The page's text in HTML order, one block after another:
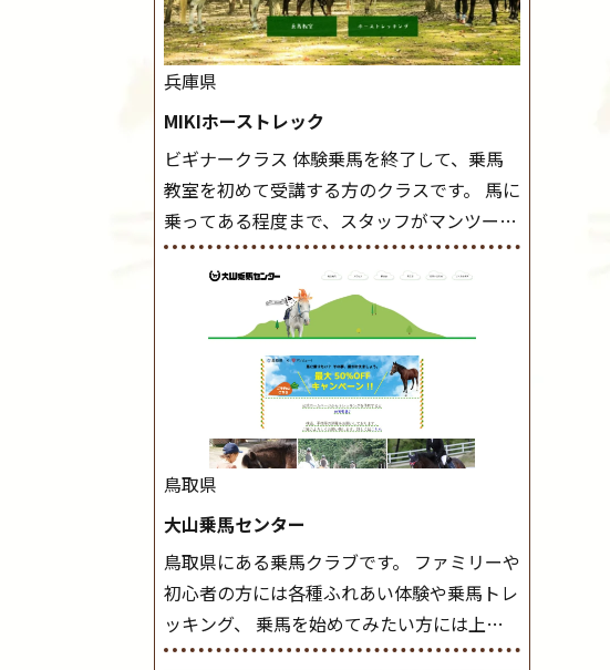
兵庫県
MIKIホーストレック
ビギナークラス 体験乗馬を終了して、乗馬
教室を初めて受講する方のクラスです。 馬に
乗ってある程度まで、スタッフがマンツーマ
ンで指導します。 また、馬に乗るだけでな
く、馬の手入れや馬装（鞍などを装着する）
もこのクラスで把握し、「馬に触れること」
にも慣れていきましょう。 スタートクラス
ビギナークラスで単独で軽速歩(けいはやあ
し)ができるようになったら スタートクラス
へ。 グループレッスンで馬のスピードを調
整しながら 軽速歩・正反撞(せいはんどう)を
学びます。 安定した手綱操作と軽速歩・正反
撞ができるようになれば 駈歩(かけあし)練習
に入ります。 ホップクラス スタートクラス
で常歩(なみあし)や 速歩、駈歩の初歩をマス
ターしたら、 次は部班にて駈歩を含めた誘
導練習を行いましょう。 ステップクラス ホ
鳥取県
大山乗馬センター
鳥取県にある乗馬クラブです。 ファミリーや
初心者の方には各種ふれあい体験や乗馬トレ
ッキング、 乗馬を始めてみたい方には上達
レッスンやお試し会員など、 一般の方に幅